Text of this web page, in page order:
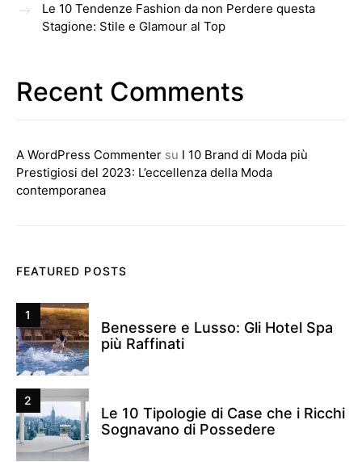
Le 10 Tendenze Fashion da non Perdere questa
Stagione: Stile e Glamour al Top
Recent Comments
A WordPress Commenter su I 10 Brand di Moda più
Prestigiosi del 2023: L’eccellenza della Moda
contemporanea
FEATURED POSTS
1
Benessere e Lusso: Gli Hotel Spa
più Raffinati
2
Le 10 Tipologie di Case che i Ricchi
Sognavano di Possedere